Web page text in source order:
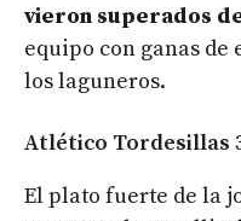
vieron superados
equipo con ganas
los laguneros.
Atlético Tordesillas
El plato fuerte de la